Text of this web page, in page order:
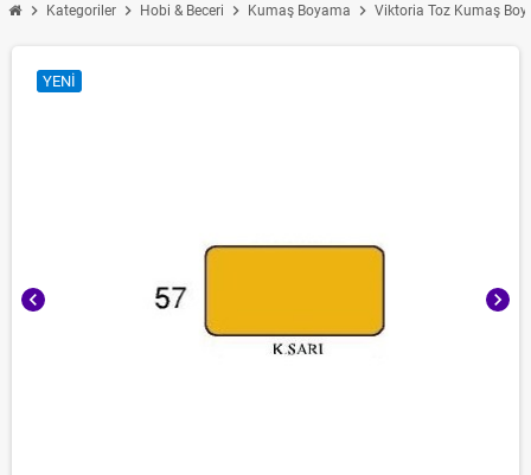
chevron_right Kategoriler chevron_right Hobi & Beceri chevron_right Kumaş Boyama chevron_right Viktoria Toz Kumaş
chevron_left chevron_right
YENI